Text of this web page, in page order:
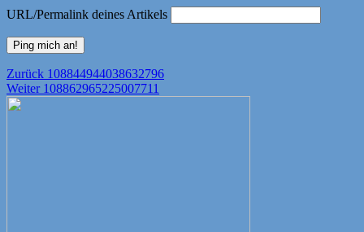
URL/Permalink deines Artikels
Beitragsnavigation
Zurück Vorheriger
Beitrag:
108844944038632796
Weiter Nächster
108862965225007711